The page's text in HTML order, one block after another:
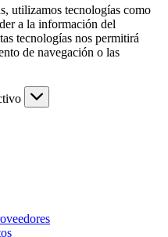
utilizamos tecnologías como
a la información del
tecnologías nos permitirá
de navegación o las